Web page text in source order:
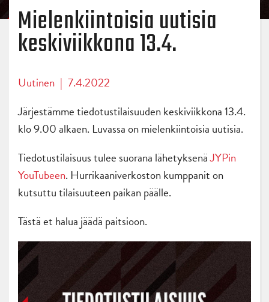
Mielenkiintoisia uutisia
keskiviikkona 13.4.
Uutinen | 7.4.2022
Järjestämme tiedotustilaisuuden keskiviikkona 13.4.
klo 9.00 alkaen. Luvassa on mielenkiintoisia uutisia.
Tiedotustilaisuus tulee suorana lähetyksenäJYPin
YouTubeen. Hurrikaaniverkoston kumppanit on
kutsuttu tilaisuuteen paikan päälle.
Tästä et halua jäädä paitsioon.